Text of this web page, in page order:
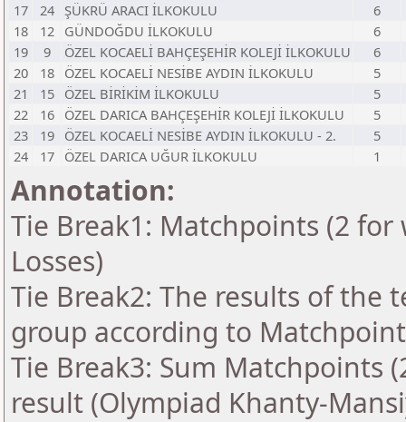
17
24 ŞÜKRÜ ARACI İLKOKULU
6
18
12 GÜNDOĞDU İLKOKULU
6
19
9 ÖZEL KOCAELİ BAHÇEŞEHİR KOLEJİ İLKOKULU
6
20
18 ÖZEL KOCAELİ NESİBE AYDIN İLKOKULU
5
21
15 ÖZEL BİRİKİM İLKOKULU
5
22
16 ÖZEL DARICA BAHÇEŞEHİR KOLEJİ İLKOKULU
5
23
19 ÖZEL KOCAELİ NESİBE AYDIN İLKOKULU - 2.
5
24
17 ÖZEL DARICA UĞUR İLKOKULU 1
Annotation:
Tie Break1: Matchpoints (2
Losses)
Tie Break2: The results of the
group according to
Tie Break3: Sum Matchpoints
result (Olympiad Khanty-